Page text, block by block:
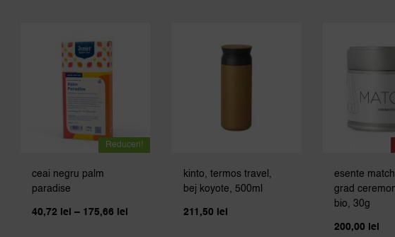
Reduceri!
ceai negru palm
paradise
40,72 lei – 175,66 lei
kinto, termos travel,
bej koyote, 500ml
211,50 lei
esente
grad
bio, 30g
200,00 lei